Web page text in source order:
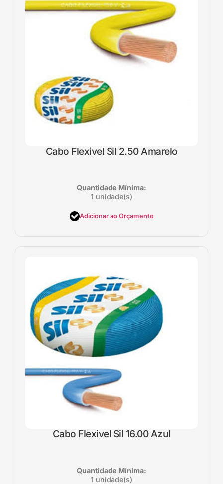
Cabo Flexivel Sil 2.50 Amarelo
Quantidade Mínima:
1 unidade(s)
Adicionar ao Orçamento
Cabo Flexivel Sil 16.00 Azul
Quantidade Mínima:
1 unidade(s)